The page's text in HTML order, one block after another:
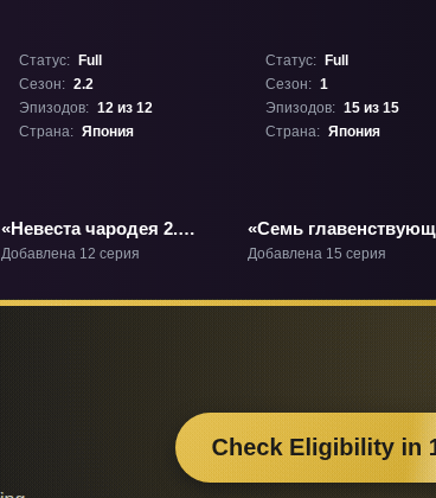
Статус:
Full
Сезон: 2.2
Эпизодов: 12 из 12
Страна: Япония
«Невеста чародея 2.
Часть 2» ТВ-2.2
Добавлена 12 серия
Статус:
Full
Сезон: 1
Эпизодов: 15 из 15
Страна: Япония
«Семь
мечей» ТВ-1
Добавлена 15 серия